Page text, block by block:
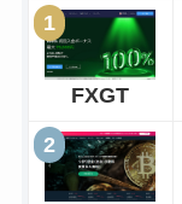
FXGT